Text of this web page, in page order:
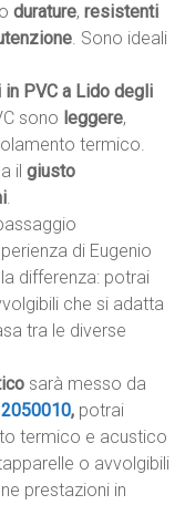
durature,resistenti
. Sono ideali
PVC a Lido degli
sono leggere,
termico.
ilgiusto
.
di Eugenio
differenza: potrai
che si adatta
tra le diverse
sarà messo da
, potrai
termico e acustico
o avvolgibili
prestazioni in